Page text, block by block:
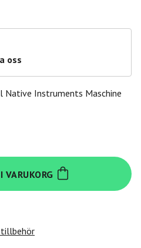
oss
Native Instruments Maschine
tillbehör